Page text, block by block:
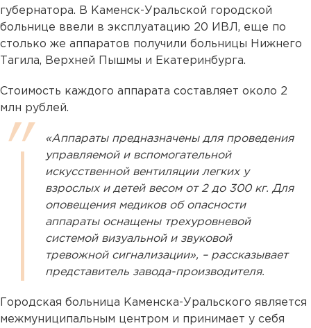
губернатора. В Каменск-Уральской городской
больнице ввели в эксплуатацию 20 ИВЛ, еще по
столько же аппаратов получили больницы Нижнего
Тагила, Верхней Пышмы и Екатеринбурга.
Стоимость каждого аппарата составляет около 2
млн рублей.
«Аппараты предназначены для проведения
управляемой и вспомогательной
искусственной вентиляции легких у
взрослых и детей весом от 2 до 300 кг. Для
оповещения медиков об опасности
аппараты оснащены трехуровневой
системой визуальной и звуковой
тревожной сигнализации», – рассказывает
представитель завода-производителя.
Городская больница Каменска-Уральского является
межмуниципальным центром и принимает у себя